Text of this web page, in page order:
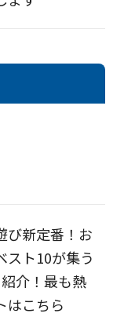
び新定番！お
スト10が集う
紹介！最も熱
はこちら